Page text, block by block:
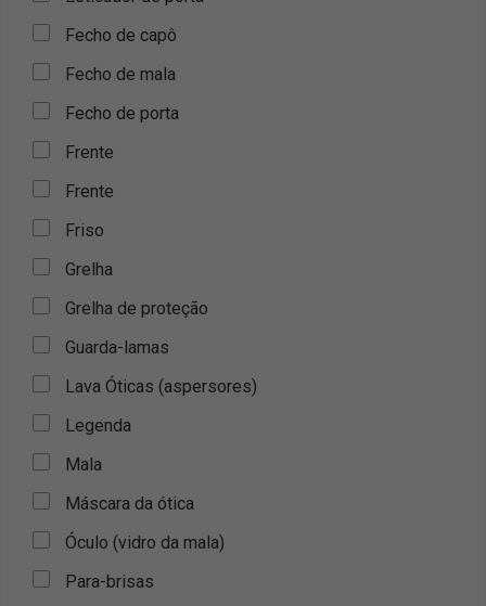
Fecho de capô
Fecho de mala
Fecho de porta
Frente
Frente
Friso
Grelha
Grelha de proteção
Guarda-lamas
Lava Óticas (aspersores)
Legenda
Mala
Máscara da ótica
Óculo (vidro da mala)
Para-brisas